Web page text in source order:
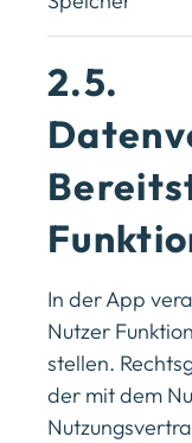
2.5.
In der App
Nutzer
stellen.
der mit dem